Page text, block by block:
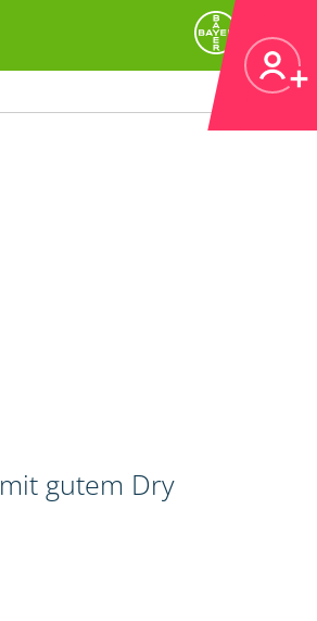
gutem Dry